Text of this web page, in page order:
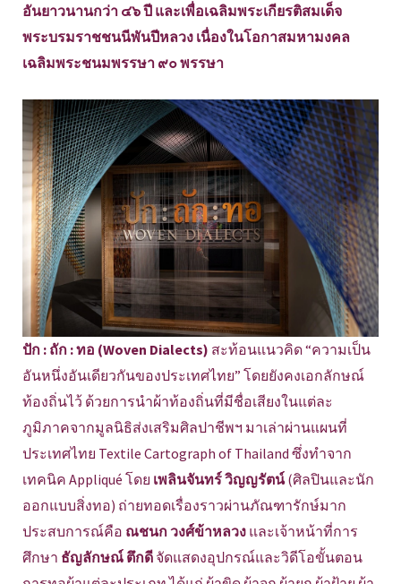
อันยาวนานกว่า ๔๖ ปี และเพื่อเฉลิมพระเกียรติสมเด็จ
พระบรมราชชนนีพันปีหลวง เนื่องในโอกาสมหามงคล
เฉลิมพระชนมพรรษา ๙๐ พรรษา
ปัก : ถัก : ทอ (Woven Dialects) สะท้อนแนวคิด “ความเป็น
อันหนึ่งอันเดียวกันของประเทศไทย” โดยยังคงเอกลักษณ์
ท้องถิ่นไว้ ด้วยการนำผ้าท้องถิ่นที่มีชื่อเสียงในแต่ละ
ภูมิภาคจากมูลนิธิส่งเสริมศิลปาชีพฯ มาเล่าผ่านแผนที่
ประเทศไทย Textile Cartograph of Thailand ซึ่งทำจาก
เทคนิค Appliqué โดย เพลินจันทร์ วิญญรัตน์(ศิลปินและนัก
ออกแบบสิ่งทอ) ถ่ายทอดเรื่องราวผ่านภัณฑารักษ์มาก
ประสบการณ์คือ ณชนก วงศ์ข้าหลวง และเจ้าหน้าที่การ
ศึกษา ธัญลักษณ์ ตึกดี จัดแสดงอุปกรณ์และวิดีโอขั้นตอน